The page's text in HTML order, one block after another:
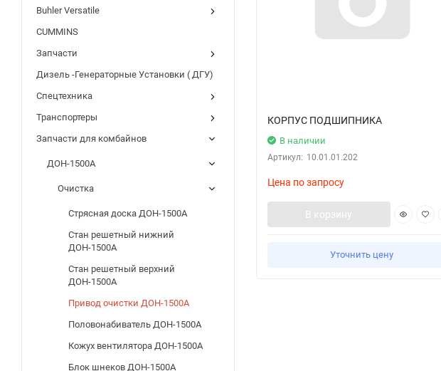
Buhler Versatile
CUMMINS
Запчасти
Дизель -Генераторные Установки ( ДГУ)
Спецтехника
Транспортеры
Запчасти для комбайнов
ДОН-1500А
Очистка
Стрясная доска ДОН-1500А
Стан решетный нижний
ДОН-1500А
Стан решетный верхний
ДОН-1500А
Привод очистки ДОН-1500А
Половонабиватель ДОН-1500А
Кожух вентилятора ДОН-1500А
Блок шнеков ДОН-1500А
КОРПУС ПОДШИПНИКА
В наличии
Артикул: 10.01.01.202
Цена по запросу
В корзину
Уточнить цену